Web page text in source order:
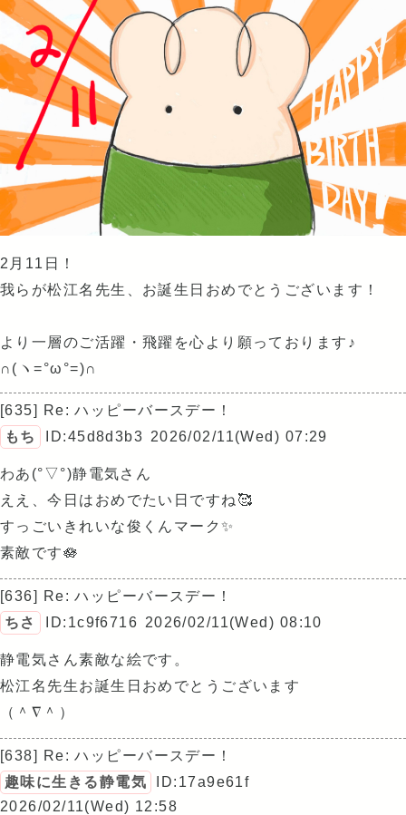
2月11日！
我らが松江名先生、お誕生日おめでとうございます！
より一層のご活躍・飛躍を心より願っております♪
∩(ヽ=°ω°=)∩
[635] Re: ハッピーバースデー！
もち
ID:45d8d3b3 2026/02/11(Wed) 07:29
わあ(°▽°)静電気さん
ええ、今日はおめでたい日ですね🥰
すっごいきれいな俊くんマーク✨
素敵です🪷
[636] Re: ハッピーバースデー！
ちさ
ID:1c9f6716 2026/02/11(Wed) 08:10
静電気さん素敵な絵です。
松江名先生お誕生日おめでとうございます
（＾∇＾）
[638] Re: ハッピーバースデー！
趣味に生きる静電気
ID:17a9e61f
2026/02/11(Wed) 12:58